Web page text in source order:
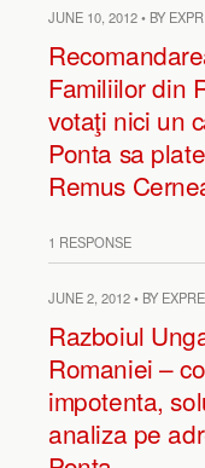
JUNE 10, 2012 • BY
Familiilor din
votaţi nici un
Ponta sa
Remus
1 RESPONSE
JUNE 2, 2012 • BY
Razboiul
Romaniei –
impotenta,
analiza pe